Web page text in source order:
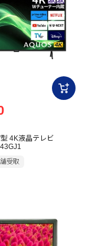
4K液晶テレビ
受取